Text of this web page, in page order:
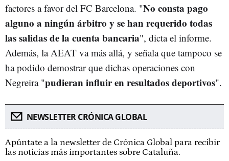
factores a favor del FC Barcelona. "No consta pago
alguno a ningún árbitro y se han requerido todas
las salidas de la cuenta bancaria", dicta el informe.
Además, la AEAT va más allá, y señala que tampoco se
ha podido demostrar que dichas operaciones con
Negreira "pudieran influir en resultados deportivos".
NEWSLETTER CRÓNICA GLOBAL
Apúntate a la newsletter de Crónica Global para recibir
las noticias más importantes sobre Cataluña.